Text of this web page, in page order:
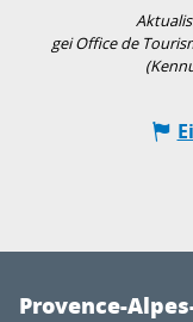
gei Office de
Provence-